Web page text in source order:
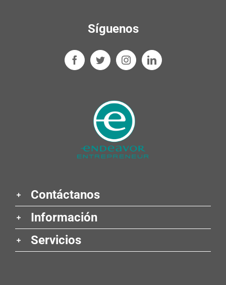
Síguenos
Contáctanos
Información
Servicios